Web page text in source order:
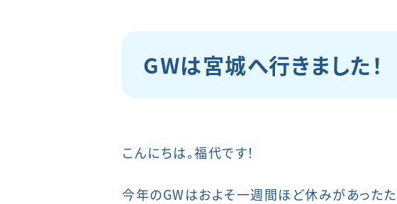
GWは宮城へ行きました！
こんにちは。福代です！
今年のGWはおよそ一週間ほど休みがあったた